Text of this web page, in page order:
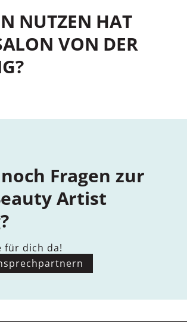
NUTZEN HAT
VON DER
Fragen zur
Artist
für dich da!